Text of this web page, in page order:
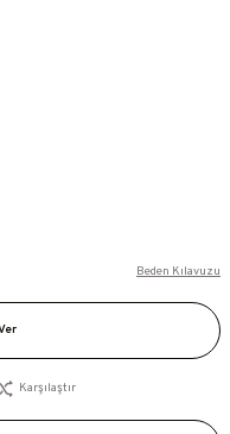
Beden Kılavuzu
Karşılaştır